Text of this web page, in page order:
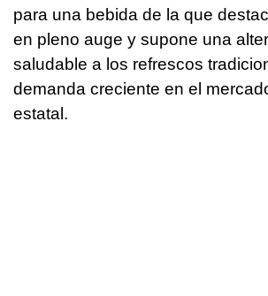
para una bebida de la que
en pleno auge y supone una
saludable a los refrescos
demanda creciente en el
estatal.